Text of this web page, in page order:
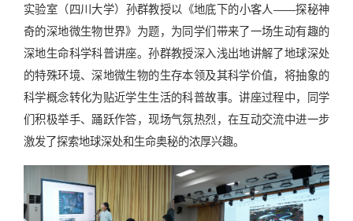
实验室（四川大学）孙群教授以《地底下的小客人——探秘神
奇的深地微生物世界》为题，为同学们带来了一场生动有趣的
深地生命科学科普讲座。孙群教授深入浅出地讲解了地球深处
的特殊环境、深地微生物的生存本领及其科学价值，将抽象的
科学概念转化为贴近学生生活的科普故事。讲座过程中，同学
们积极举手、踊跃作答，现场气氛热烈，在互动交流中进一步
激发了探索地球深处和生命奥秘的浓厚兴趣。